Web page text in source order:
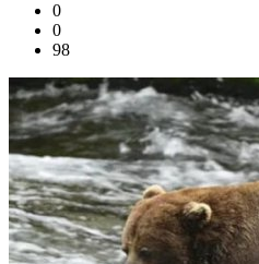
0
0
98